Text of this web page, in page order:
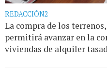
REDACCIÓN2
La compra de los
permitirá avanzar en la
viviendas de alquiler